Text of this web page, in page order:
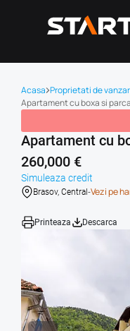
Acasa Proprietati de
Apartament cu boxa si
Apartament cu
260,000 €
Simuleaza credit
Brasov, Central-Vezi pe
Printeaza Descarca